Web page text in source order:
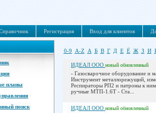
Регистрация Вход для клиентов
планы
поиск
0-9 A-Z А Б В Г Д Е Ё Ж З И
ИДЕАЛ ООО новый обновленный
- Газосварочное оборудование и
Инструмент металлорежущий,
Респираторы РП2 и патроны к
ручные МТП-1.6Т - Ста...
ИДЕАЛ ООО новый обновленный